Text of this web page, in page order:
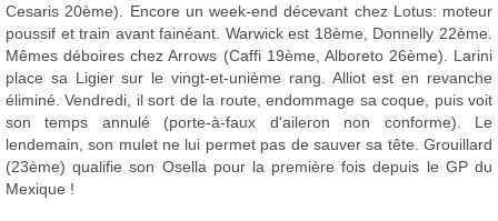
Cesaris 20ème). Encore un week-end décevant chez Lotus: moteur
poussif et train avant fainéant. Warwick est 18ème, Donnelly 22ème.
Mêmes déboires chez Arrows (Caffi 19ème, Alboreto 26ème). Larini
place sa Ligier sur le vingt-et-unième rang. Alliot est en revanche
éliminé. Vendredi, il sort de la route, endommage sa coque, puis voit
son temps annulé (porte-à-faux d'aileron non conforme). Le
lendemain, son mulet ne lui permet pas de sauver sa tête. Grouillard
(23ème) qualifie son Osella pour la première fois depuis le GP du
Mexique !